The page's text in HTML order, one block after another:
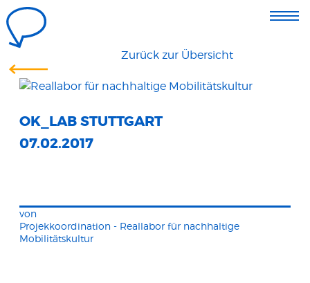
Zurück zur Übersicht
OK_LAB STUTTGART
07.02.2017
von
Projekkoordination - Reallabor für nachhaltige
Mobilitätskultur